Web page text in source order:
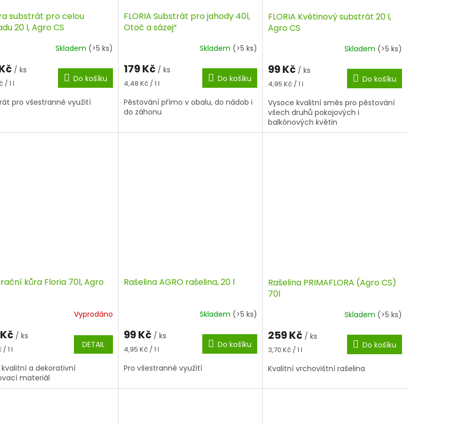
substrát pro celou
20 l, Agro CS
Skladem (>5 ks)
/ ks
/ 1 l Do košíku
pro všestranné využití
FLORIA Substrát pro jahody 40l,
Otoč a sázej“
Skladem (>5 ks)
179 Kč / ks
Měrná
4,48 Kč / 1 l Do košíku
Pěstování přímo v obalu, do nádob i
do záhonu
FLORIA Květinový substrát 20 l,
Agro CS
Skladem (>5 ks)
99 Kč / ks
Měrná
4,95 Kč / 1 l Do košíku
Vysoce kvalitní směs pro pěstování
všech druhů pokojových i
balkónových květin
kůra Floria 70l, Agro
Vyprodáno
/ ks
/ 1 l DETAIL
a dekorativní
materiál
Rašelina AGRO rašelina, 20 l
Skladem (>5 ks)
99 Kč / ks
Měrná
4,95 Kč / 1 l Do košíku
Pro všestranné využití
Rašelina PRIMAFLORA (Agro CS)
70l
Skladem (>5 ks)
259 Kč / ks
Měrná
3,70 Kč / 1 l Do košíku
Kvalitní vrchovištní rašelina